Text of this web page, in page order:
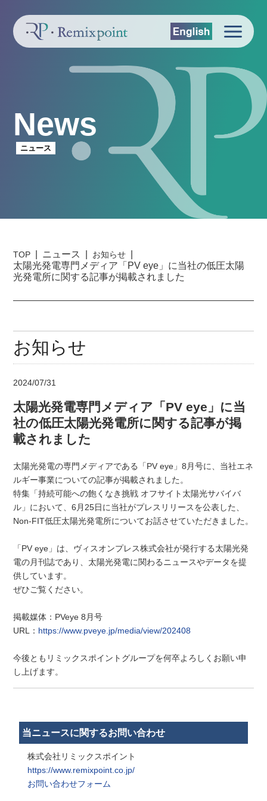
News
ニュース
TOP ニュース お知らせ
太陽光発電専門メディア「PV eye」に当社の低圧太陽
光発電所に関する記事が掲載されました
お知らせ
2024/07/31
太陽光発電専門メディア「PV eye」に当
社の低圧太陽光発電所に関する記事が掲
載されました
太陽光発電の専門メディアである「PV eye」8月号に、当社エネ
ルギー事業についての記事が掲載されました。
特集「持続可能への飽くなき挑戦 オフサイト太陽光サバイバ
ル」において、6月25日に当社がプレスリリースを公表した、
Non-FIT低圧太陽光発電所についてお話させていただきました。
「PV eye」は、ヴィスオンプレス株式会社が発行する太陽光発
電の月刊誌であり、太陽光発電に関わるニュースやデータを提
供しています。
ぜひご覧ください。
掲載媒体：PVeye 8月号
URL： https://www.pveye.jp/media/view/202408
今後ともリミックスポイントグループを何卒よろしくお願い申
し上げます。
当ニュースに関するお問い合わせ
株式会社リミックスポイント
https://www.remixpoint.co.jp/
お問い合わせフォーム